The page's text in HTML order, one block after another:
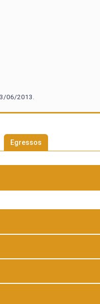
06/2013.
Egressos